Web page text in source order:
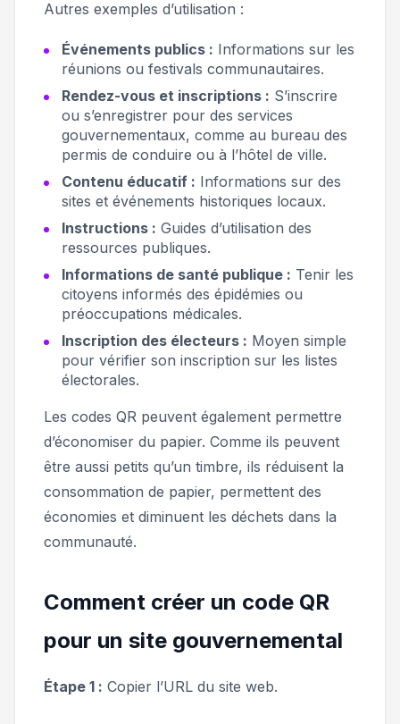
Autres exemples d’utilisation :
Événements publics : Informations sur les
réunions ou festivals communautaires.
Rendez-vous et inscriptions : S’inscrire
ou s’enregistrer pour des services
gouvernementaux, comme au bureau des
permis de conduire ou à l’hôtel de ville.
Contenu éducatif : Informations sur des
sites et événements historiques locaux.
Instructions : Guides d’utilisation des
ressources publiques.
Informations de santé publique : Tenir les
citoyens informés des épidémies ou
préoccupations médicales.
Inscription des électeurs : Moyen simple
pour vérifier son inscription sur les listes
électorales.
Les codes QR peuvent également permettre
d’économiser du papier. Comme ils peuvent
être aussi petits qu’un timbre, ils réduisent la
consommation de papier, permettent des
économies et diminuent les déchets dans la
communauté.
Comment créer un code QR
pour un site gouvernemental
Étape 1 : Copier l’URL du site web.